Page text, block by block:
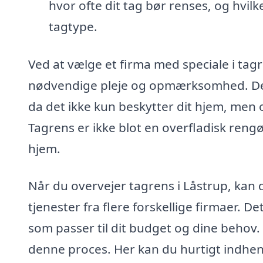
hvor ofte dit tag bør renses, og
tagtype.
Ved at vælge et firma med speciale i
nødvendige pleje og opmærksomhed.
da det ikke kun beskytter dit hjem,
Tagrens er ikke blot en overfladisk
hjem.
Når du overvejer tagrens i Låstrup,
tjenester fra flere forskellige firmaer.
som passer til dit budget og dine
denne proces. Her kan du hurtigt